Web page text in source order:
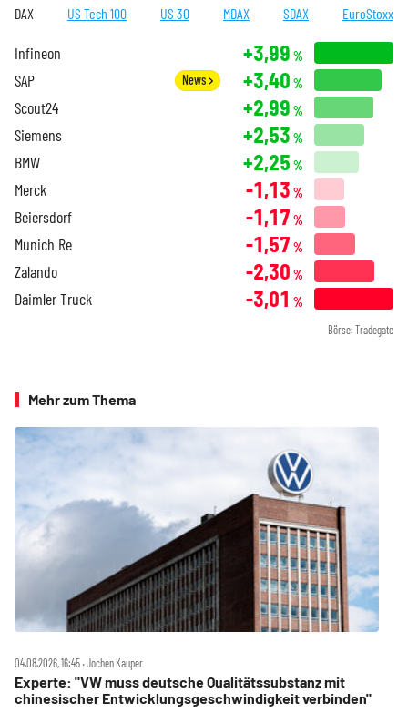
DAX US Tech 100 US 30 MDAX SDAX EuroStoxx
Infineon +3,99 %
SAP News +3,40 %
Scout24 +2,99 %
Siemens +2,53 %
BMW +2,25 %
Merck -1,13 %
Beiersdorf -1,17 %
Munich Re -1,57 %
Zalando -2,30 %
Daimler Truck -3,01 %
Börse: Tradegate
Mehr zum Thema
04.08.2026, 16:45 ‧ Jochen Kauper
Experte: "VW muss deutsche Qualitätssubstanz mit
chinesischer Entwicklungsgeschwindigkeit verbinden"